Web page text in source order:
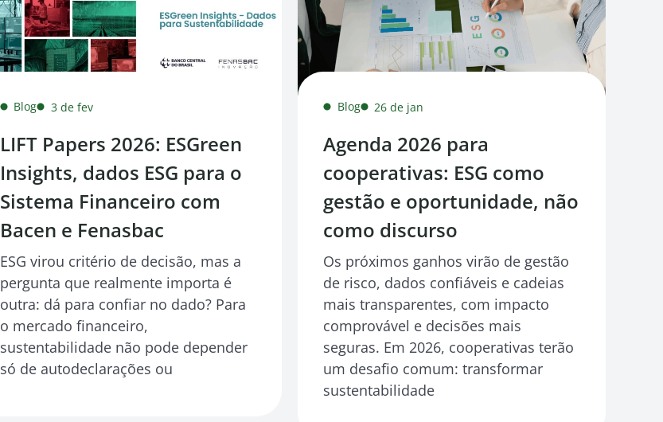
Blog 3 de fev
LIFT Papers 2026: ESGreen
Insights, dados ESG para o
Sistema Financeiro com
Bacen e Fenasbac
ESG virou critério de decisão, mas a
pergunta que realmente importa é
outra: dá para confiar no dado? Para
o mercado financeiro,
sustentabilidade não pode depender
só de autodeclarações ou
Blog 26 de jan
Agenda 2026 para
cooperativas: ESG como
gestão e oportunidade, não
como discurso
Os próximos ganhos virão de gestão
de risco, dados confiáveis e cadeias
mais transparentes, com impacto
comprovável e decisões mais
seguras. Em 2026, cooperativas terão
um desafio comum: transformar
sustentabilidade